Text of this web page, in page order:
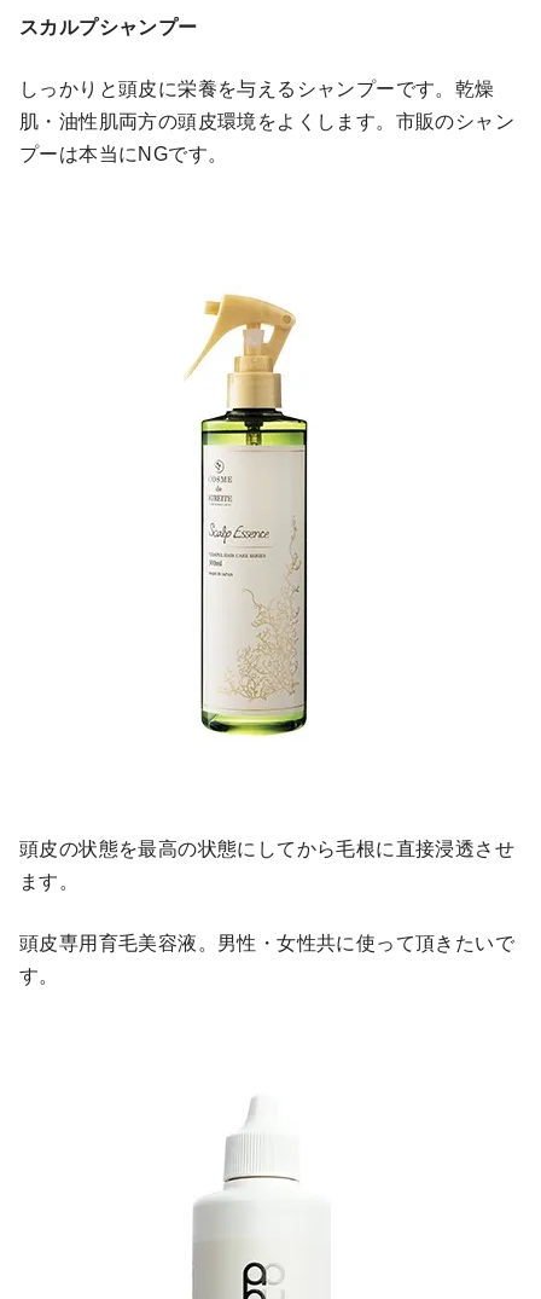
スカルプシャンプー
しっかりと頭皮に栄養を与えるシャンプーです。乾燥
肌・油性肌両方の頭皮環境をよくします。市販のシャン
プーは本当にNGです。
頭皮の状態を最高の状態にしてから毛根に直接浸透させ
ます。
頭皮専用育毛美容液。男性・女性共に使って頂きたいで
す。